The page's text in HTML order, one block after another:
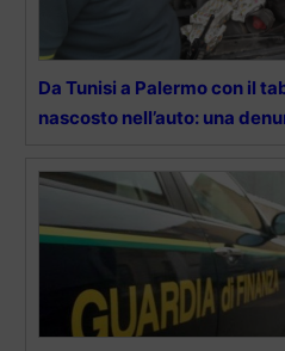
Da Tunisi a Palermo con il
nascosto nell’auto: una